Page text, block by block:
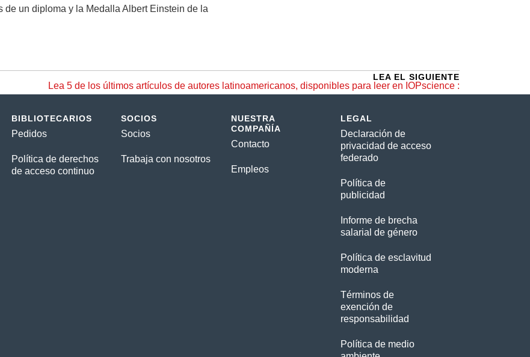
de un diploma y la Medalla Albert Einstein de la
LEA EL SIGUIENTE
Lea 5 de los últimos artículos de autores latinoamericanos, disponibles para leer en IOPscience :
BIBLIOTECARIOS
Pedidos
Política de derechos
de acceso continuo
SOCIOS
Socios
Trabaja con nosotros
NUESTRA
COMPAÑÍA
Contacto
Empleos
LEGAL
Declaración de
privacidad de acceso
federado
Política de
publicidad
Informe de brecha
salarial de género
Política de esclavitud
moderna
Términos de
exención de
responsabilidad
Política de medio